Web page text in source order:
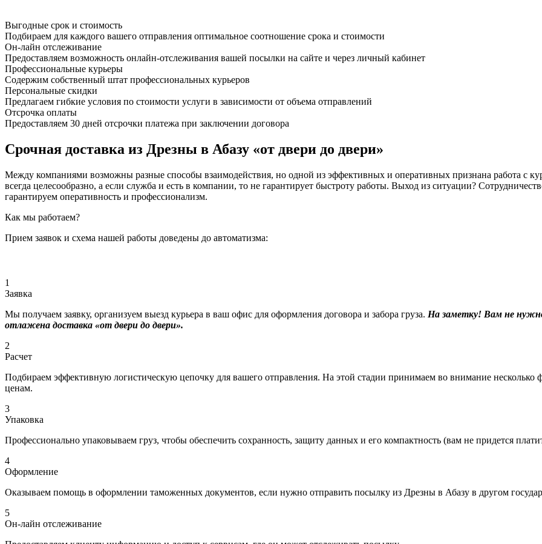
Выгодные срок и стоимость
Подбираем для каждого вашего отправления оптимальное соотношение срока и стоимости
Он-лайн отслеживание
Предоставляем возможность онлайн-отслеживания вашей посылки на сайте и через личный кабинет
Профессиональные курьеры
Содержим собственный штат профессиональных курьеров
Персональные скидки
Предлагаем гибкие условия по стоимости услуги в зависимости от объема отправлений
Отсрочка оплаты
Предоставляем 30 дней отсрочки платежа при заключении договора
Срочная доставка из Дрезны в Абазу «от двери до двери»
Между компаниями возможны разные способы взаимодействия, но одной из эффективных и оперативных признана работа с
всегда целесообразно, а если служба и есть в компании, то не гарантирует быстроту работы. Выход из ситуации?
гарантируем оперативность и профессионализм.
Как мы работаем?
Прием заявок и схема нашей работы доведены до автоматизма:
1
Заявка
Мы получаем заявку, организуем выезд курьера в ваш офис для оформления договора и забора груза. На заметку! Вам не
отлажена доставка «от двери до двери».
2
Расчет
Подбираем эффективную логистическую цепочку для вашего отправления. На этой стадии принимаем во внимание несколько
ценам.
3
Упаковка
Профессионально упаковываем груз, чтобы обеспечить сохранность, защиту данных и его компактность (вам не придется
4
Оформление
Оказываем помощь в оформлении таможенных документов, если нужно отправить посылку из Дрезны в Абазу в другом
5
Он-лайн отслеживание